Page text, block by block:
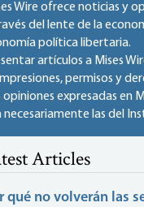
Wire ofrece noticias y
del lente de la
política libertaria.
artículos a Mises
permisos y
opiniones expresadas en
necesariamente las del
Articles
qué no volverán las